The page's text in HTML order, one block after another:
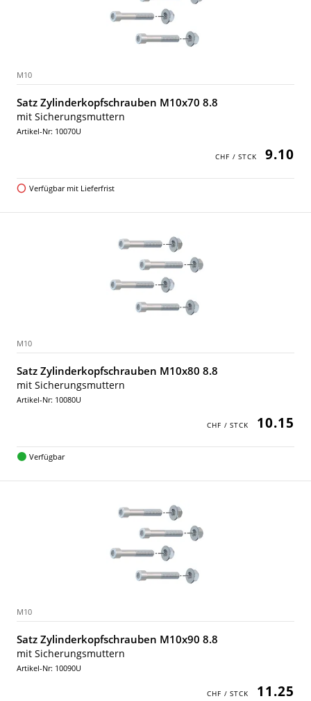
M10
Satz Zylinderkopfschrauben M10x70 8.8
mit Sicherungsmuttern
Artikel-Nr: 10070U
9.10
Verfügbar mit Lieferfrist
M10
Satz Zylinderkopfschrauben M10x80 8.8
mit Sicherungsmuttern
Artikel-Nr: 10080U
10.15
Verfügbar
M10
Satz Zylinderkopfschrauben M10x90 8.8
mit Sicherungsmuttern
Artikel-Nr: 10090U
11.25